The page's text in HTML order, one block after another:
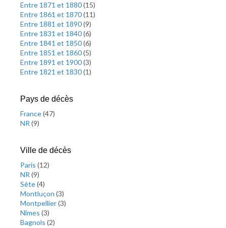
Entre 1871 et 1880(15)
Entre 1861 et 1870(11)
Entre 1881 et 1890(9)
Entre 1831 et 1840(6)
Entre 1841 et 1850(6)
Entre 1851 et 1860(5)
Entre 1891 et 1900(3)
Entre 1821 et 1830(1)
Pays de décès
France(47)
NR (9)
Ville de décès
Paris (12)
NR (9)
Sète(4)
Montluçon (3)
Montpellier(3)
Nîmes (3)
Bagnols (2)